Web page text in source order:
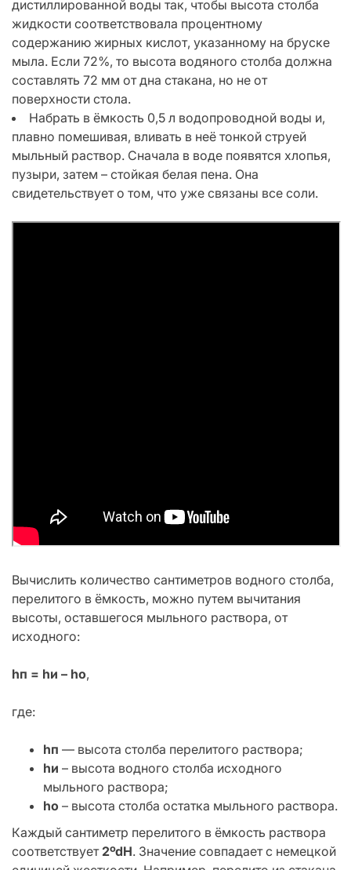
дистиллированной воды так, чтобы высота столба
жидкости соответствовала процентному
содержанию жирных кислот, указанному на бруске
мыла. Если 72%, то высота водяного столба должна
составлять 72 мм от дна стакана, но не от
поверхности стола.
Набрать в ёмкость 0,5 л водопроводной воды и,
плавно помешивая, вливать в неё тонкой струей
мыльный раствор. Сначала в воде появятся хлопья,
пузыри, затем – стойкая белая пена. Она
свидетельствует о том, что уже связаны все соли.
Вычислить количество сантиметров водного столба,
перелитого в ёмкость, можно путем вычитания
высоты, оставшегося мыльного раствора, от
исходного:
hп = hи – hо,
где:
hп — высота столба перелитого раствора;
hи – высота водного столба исходного
мыльного раствора;
hо – высота столба остатка мыльного раствора.
Каждый сантиметр перелитого в ёмкость раствора
соответствует 2ºdH. Значение совпадает с немецкой